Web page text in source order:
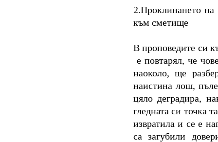
2.Проклинането на
към сметище
В проповедите си
е повтарял, че
наоколо, ще
наистина лош,
цяло деградира,
гледната си точка
извратила и се е
са загубили